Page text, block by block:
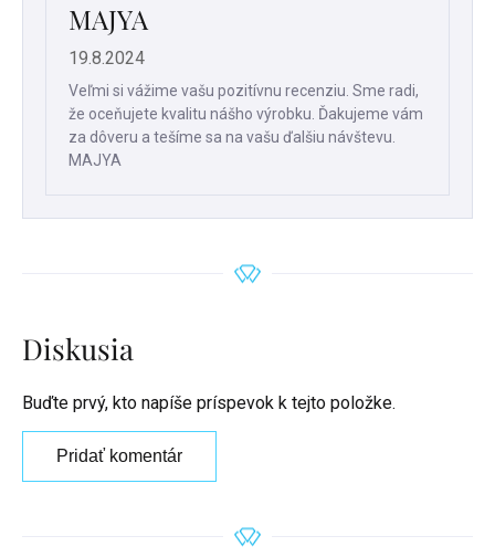
hviezdičiek.
MAJYA
19.8.2024
Veľmi si vážime vašu pozitívnu recenziu. Sme radi,
že oceňujete kvalitu nášho výrobku. Ďakujeme vám
za dôveru a tešíme sa na vašu ďalšiu návštevu.
MAJYA
Diskusia
Buďte prvý, kto napíše príspevok k tejto položke.
Pridať komentár